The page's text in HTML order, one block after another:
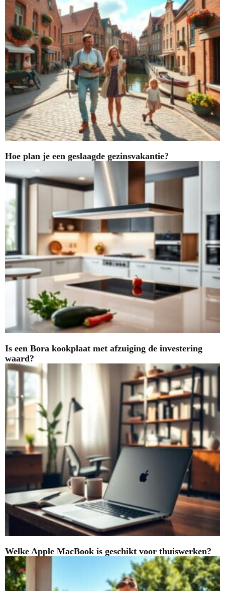
Hoe plan je een geslaagde gezinsvakantie?
Is een Bora kookplaat met afzuiging de investering
waard?
Welke Apple MacBook is geschikt voor thuiswerken?